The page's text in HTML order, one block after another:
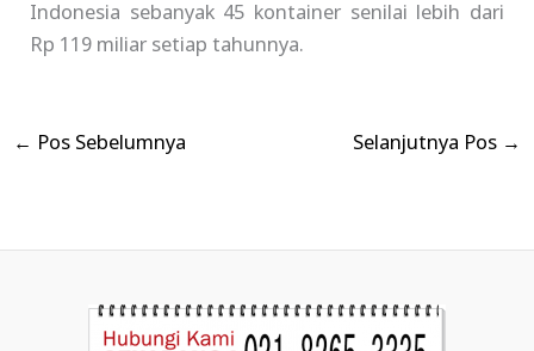
Indonesia sebanyak 45 kontainer senilai lebih dari
Rp 119 miliar setiap tahunnya.
← Pos Sebelumnya Selanjutnya Pos →